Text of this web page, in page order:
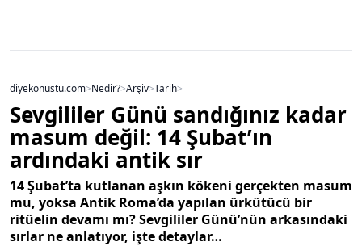
diyekonustu.com>Nedir?>Arşiv>Tarih>
Sevgililer Günü sandığınız kadar
masum değil: 14 Şubat’ın
ardındaki antik sır
14 Şubat’ta kutlanan aşkın kökeni gerçekten masum
mu, yoksa Antik Roma’da yapılan ürkütücü bir
ritüelin devamı mı? Sevgililer Günü’nün arkasındaki
sırlar ne anlatıyor, işte detaylar…